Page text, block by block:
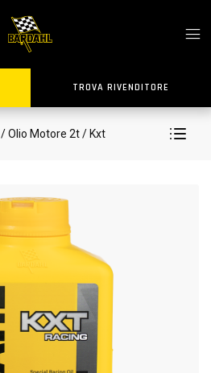
TROVA RIVENDITORE
/ Olio Motore 2t/ Kxt